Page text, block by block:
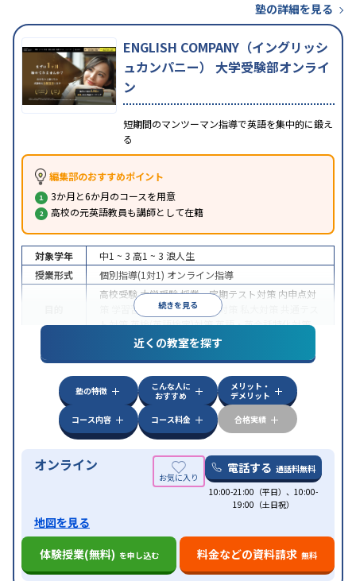
塾の詳細を見る
ENGLISH COMPANY（イングリッシ
ュカンパニー） 大学受験部オンライ
ン
短期間のマンツーマン指導で英語を集中的に鍛え
る
編集部のおすすめポイント
3か月と6か月のコースを用意
高校の元英語教員も講師として在籍
続きを見る
対象学年 中1 ~ 3 高1 ~ 3 浪人生
授業形式
個別指導(1対1) オンライン指導
高校受験大学受験授業・定期テスト対策 内申点対
学習習慣の定着国公立大対策
ト対策英検(英語検定)対策英語・英会話特化対策
特徴
中高一貫校生に対応授業の振替可能
学習にPC・タブレットを利用オンライン対応1
科目から受講可能
近くの教室を探す
塾の特徴
こんな人に
おすすめ
メリット・
デメリット
コース内容
コース料金 合格実績
オンライン 電話する 通話料無料
10:00-21:00（平日）、10:00-
19:00（土日祝）
地図を見る
体験授業(無料) を申し込む 料金などの資料請求 無料